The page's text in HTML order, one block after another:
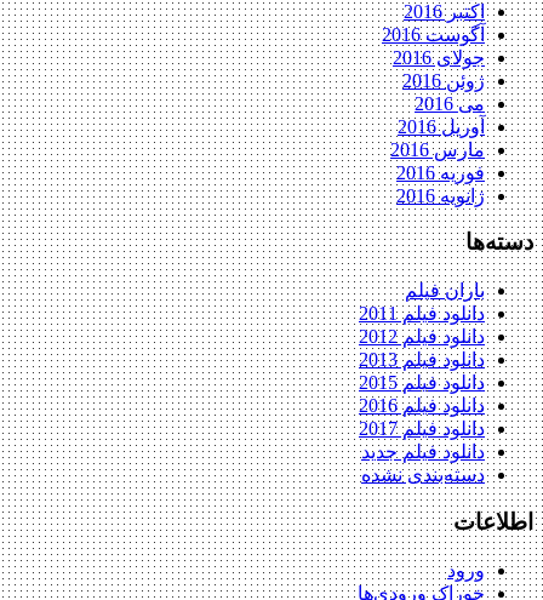
اکتبر 2016
آگوست 2016
جولای 2016
ژوئن 2016
می 2016
آوریل 2016
مارس 2016
فوریه 2016
ژانویه 2016
دسته‌ها
باران فیلم
دانلود فیلم 2011
دانلود فیلم 2012
دانلود فیلم 2013
دانلود فیلم 2015
دانلود فیلم 2016
دانلود فیلم 2017
دانلود فیلم جدید
دسته‌بندی نشده
اطلاعات
ورود
خوراک ورودی‌ها